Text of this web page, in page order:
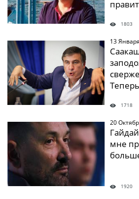
1803
" /> 13
1718
20
мне
1920